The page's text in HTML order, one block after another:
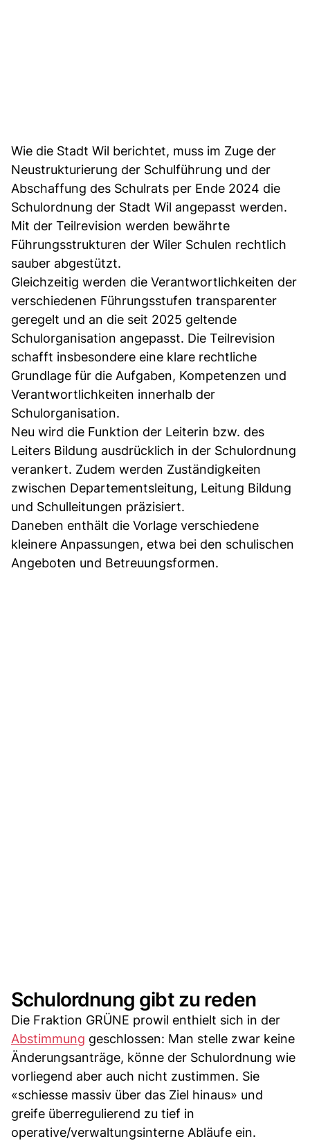
Wie die Stadt Wil berichtet, muss im Zuge der
Neustrukturierung der Schulführung und der
Abschaffung des Schulrats per Ende 2024 die
Schulordnung der Stadt Wil angepasst werden.
Mit der Teilrevision werden bewährte
Führungsstrukturen der Wiler Schulen rechtlich
sauber abgestützt.
Gleichzeitig werden die Verantwortlichkeiten der
verschiedenen Führungsstufen transparenter
geregelt und an die seit 2025 geltende
Schulorganisation angepasst. Die Teilrevision
schafft insbesondere eine klare rechtliche
Grundlage für die Aufgaben, Kompetenzen und
Verantwortlichkeiten innerhalb der
Schulorganisation.
Neu wird die Funktion der Leiterin bzw. des
Leiters Bildung ausdrücklich in der Schulordnung
verankert. Zudem werden Zuständigkeiten
zwischen Departementsleitung, Leitung Bildung
und Schulleitungen präzisiert.
Daneben enthält die Vorlage verschiedene
kleinere Anpassungen, etwa bei den schulischen
Angeboten und Betreuungsformen.
Schulordnung gibt zu reden
Die Fraktion GRÜNE prowil enthielt sich in der
Abstimmung geschlossen: Man stelle zwar keine
Änderungsanträge, könne der Schulordnung wie
vorliegend aber auch nicht zustimmen. Sie
«schiesse massiv über das Ziel hinaus» und
greife überregulierend zu tief in
operative/verwaltungsinterne Abläufe ein.